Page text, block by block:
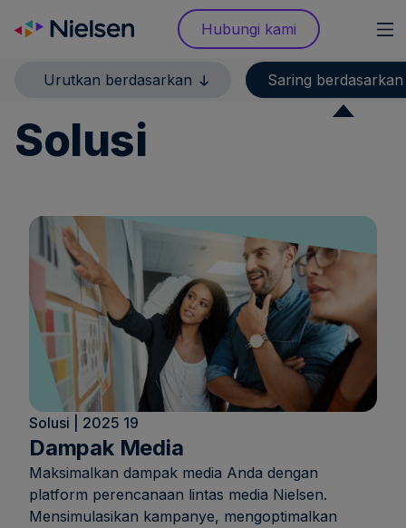
Hubungi kami
Urutkan berdasarkan Saring berdasarkan
Solusi
Solusi | 2025 19
Dampak Media
Maksimalkan dampak media Anda dengan
platform perencanaan lintas media Nielsen.
Mensimulasikan kampanye, mengoptimalkan